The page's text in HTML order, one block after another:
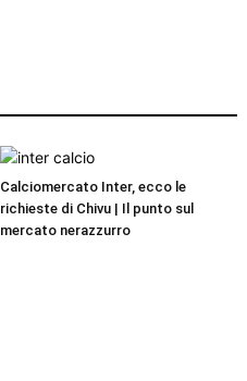
Calciomercato Inter, ecco le
richieste di Chivu | Il punto sul
mercato nerazzurro